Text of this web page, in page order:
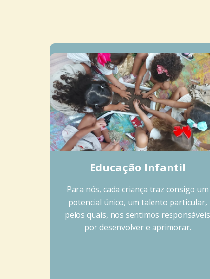
Educação Infantil
Para nós, cada criança traz consigo um
potencial único, um talento particular,
pelos quais, nos sentimos responsáveis
por desenvolver e aprimorar.